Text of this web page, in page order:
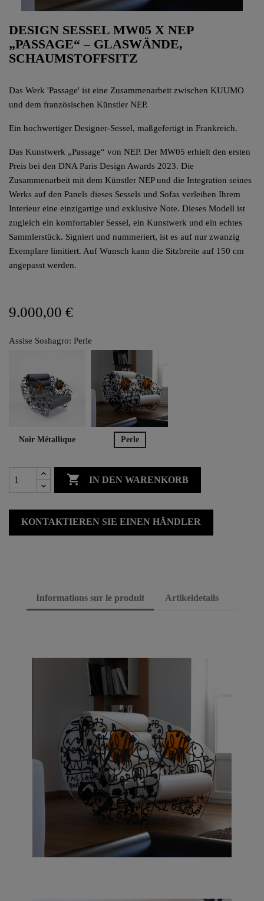
DESIGN SESSEL MW05 X NEP
„PASSAGE“ – GLASWÄNDE,
SCHAUMSTOFFSITZ
Das Werk 'Passage' ist eine Zusammenarbeit zwischen KUUMO
und dem französischen Künstler NEP.
Ein hochwertiger Designer-Sessel, maßgefertigt in Frankreich.
Das Kunstwerk „Passage“ von NEP. Der MW05 erhielt den ersten
Preis bei den DNA Paris Design Awards 2023. Die
Zusammenarbeit mit dem Künstler NEP und die Integration seines
Werks auf den Panels dieses Sessels und Sofas verleihen Ihrem
Interieur eine einzigartige und exklusive Note. Dieses Modell ist
zugleich ein komfortabler Sessel, ein Kunstwerk und ein echtes
Sammlerstück. Signiert und nummeriert, ist es auf nur zwanzig
Exemplare limitiert. Auf Wunsch kann die Sitzbreite auf 150 cm
angepasst werden.
9.000,00 €
Assise Soshagro: Perle
Noir Métallique Perle
 IN DEN WARENKORB
KONTAKTIEREN SIE EINEN HÄNDLER
Informations sur le produit Artikeldetails